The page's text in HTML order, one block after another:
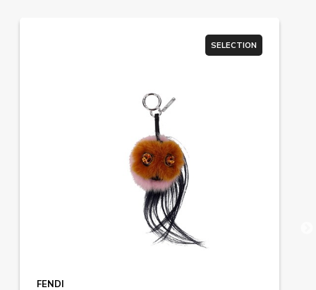
SELECTION
FENDI